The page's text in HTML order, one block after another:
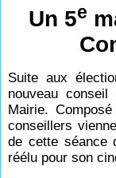
Un 5e
Suite aux
nouveau
Mairie.
conseillers
de cette séance
réélu pour son